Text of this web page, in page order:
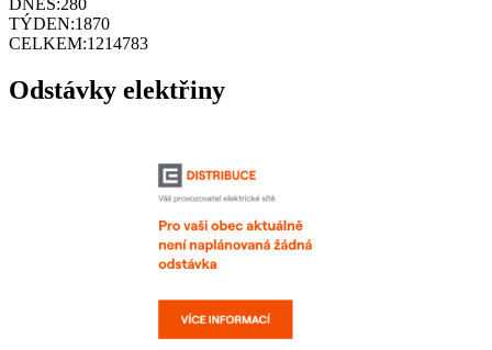
TÝDEN:1870
CELKEM:1214783
Odstávky elektřiny